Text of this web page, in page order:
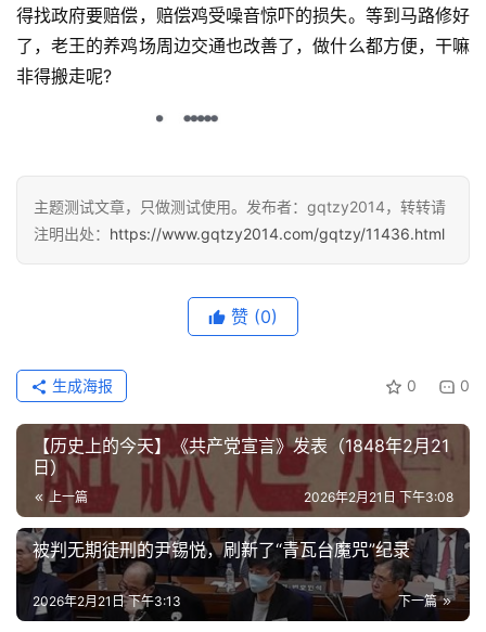
得找政府要赔偿，赔偿鸡受噪音惊吓的损失。等到马路修好
了，老王的养鸡场周边交通也改善了，做什么都方便，干嘛
非得搬走呢?
主题测试文章，只做测试使用。发布者：gqtzy2014，转转请
注明出处： https://www.gqtzy2014.com/gqtzy/11436.html
赞 (0)
0 0
生成海报
【历史上的今天】《共产党宣言》发表（1848年2月21
日）
上一篇 2026年2月21日 下午3:08
被判无期徒刑的尹锡悦，刷新了“青瓦台魔咒”纪录
下一篇
2026年2月21日 下午3:13